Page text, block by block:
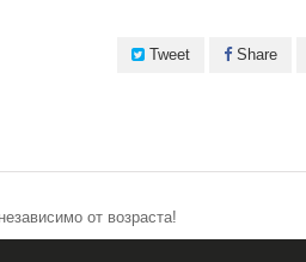
Tweet Share
от возраста!